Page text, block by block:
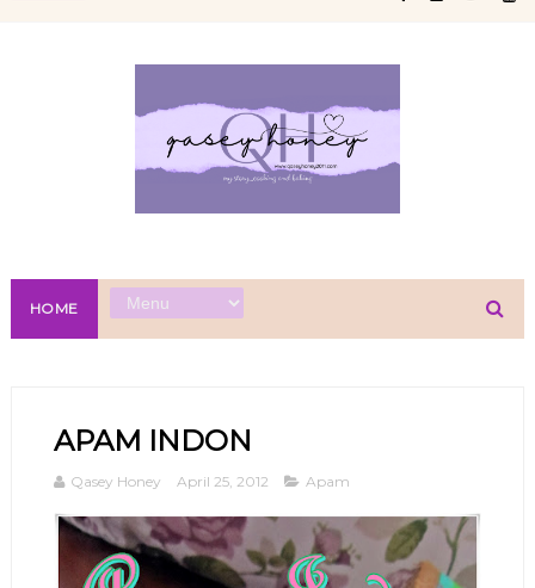
HOME
APAM INDON
Qasey Honey April 25, 2012 Apam